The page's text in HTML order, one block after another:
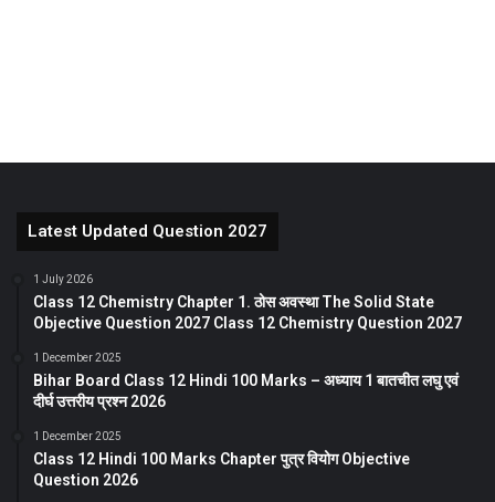
Latest Updated Question 2027
1 July 2026
Class 12 Chemistry Chapter 1. ठोस अवस्था The Solid State
Objective Question 2027 Class 12 Chemistry Question 2027
1 December 2025
Bihar Board Class 12 Hindi 100 Marks – अध्याय 1 बातचीत लघु एवं
दीर्घ उत्तरीय प्रश्न 2026
1 December 2025
Class 12 Hindi 100 Marks Chapter पुत्र वियोग Objective
Question 2026